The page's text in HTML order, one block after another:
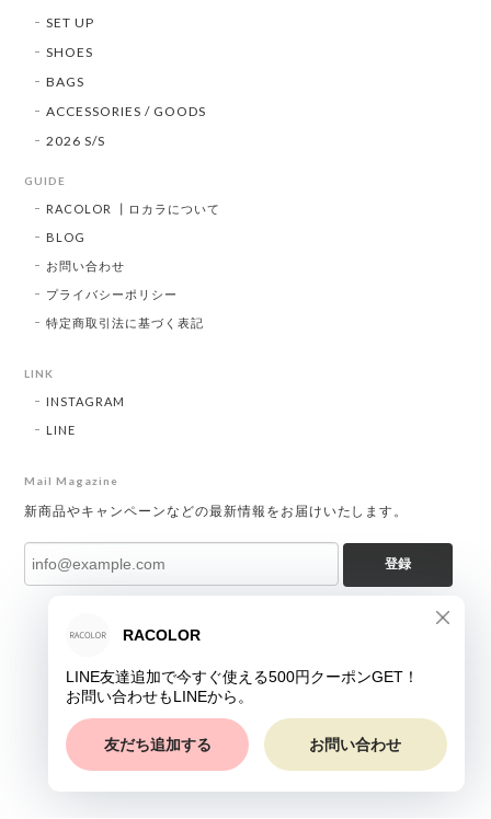
SET UP
SHOES
BAGS
ACCESSORIES / GOODS
2026 S/S
GUIDE
RACOLOR ┃ロカラについて
BLOG
お問い合わせ
プライバシーポリシー
特定商取引法に基づく表記
LINK
INSTAGRAM
LINE
Mail Magazine
新商品やキャンペーンなどの最新情報をお届けいたします。
登録